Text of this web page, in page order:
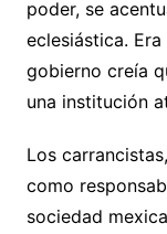
poder, se
eclesiástica.
gobierno creía
una institución
Los
como
sociedad